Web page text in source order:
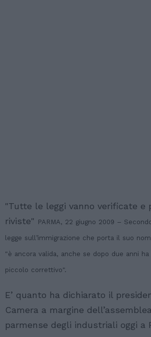
"Tutte le leggi vanno verificate e
riviste" PARMA, 22 giugno 2009 –
legge sull’immigrazione che porta il suo
"è ancora valida, anche se dopo due anni
piccolo correttivo".
E’ quanto ha dichiarato il
Camera a margine
parmense degli industriali oggi a